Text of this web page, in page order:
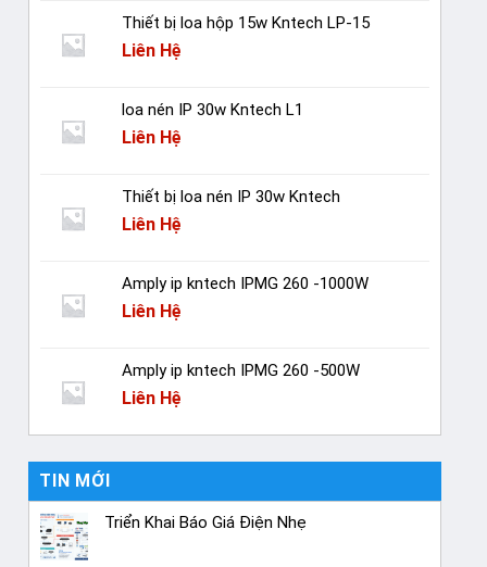
Thiết bị loa hộp 15w Kntech LP-15
Liên Hệ
loa nén IP 30w Kntech L1
Liên Hệ
Thiết bị loa nén IP 30w Kntech
Liên Hệ
Amply ip kntech IPMG 260 -1000W
Liên Hệ
Amply ip kntech IPMG 260 -500W
Liên Hệ
TIN MỚI
Triển Khai Báo Giá Điện Nhẹ